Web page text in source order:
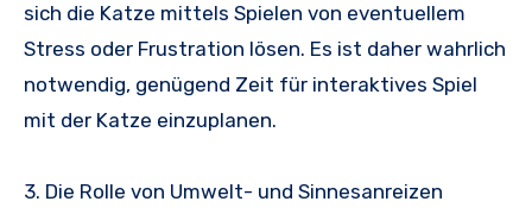
sich die Katze mittels Spielen von eventuellem
Stress oder Frustration lösen. Es ist daher wahrlich
notwendig, genügend Zeit für interaktives Spiel
mit der Katze einzuplanen.
3. Die Rolle von Umwelt- und Sinnesanreizen